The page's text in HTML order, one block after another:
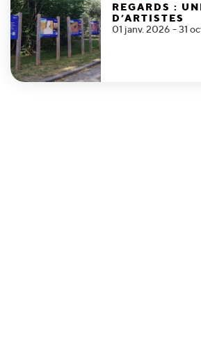
REGARDS :
D’ARTISTES
01 janv. 2026 - 31